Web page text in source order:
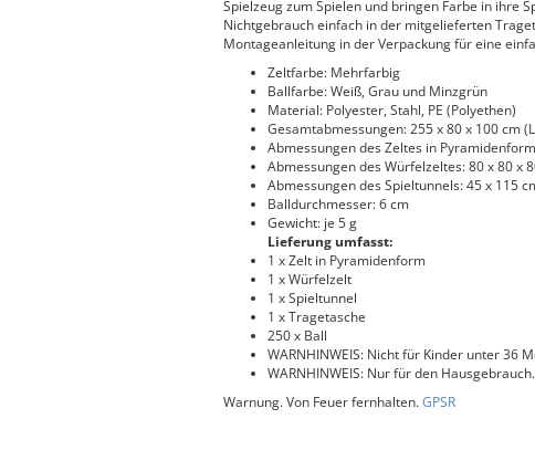
Spielzeug zum Spielen und bringen Farbe in ihre
Nichtgebrauch einfach in der mitgelieferten
Montageanleitung in der Verpackung für eine
Zeltfarbe: Mehrfarbig
Ballfarbe: Weiß, Grau und Minzgrün
Material: Polyester, Stahl, PE (Polyethen)
Gesamtabmessungen: 255 x 80 x 100 cm
Abmessungen des Zeltes in
Abmessungen des Würfelzeltes: 80 x 80 x
Abmessungen des Spieltunnels: 45 x 115
Balldurchmesser: 6 cm
Gewicht: je 5 g
Lieferung umfasst:
1 x Zelt in Pyramidenform
1 x Würfelzelt
1 x Spieltunnel
1 x Tragetasche
250 x Ball
WARNHINWEIS: Nicht für Kinder unter 36
WARNHINWEIS: Nur für den Hausgebrauch.
Warnung. Von Feuer fernhalten.GPSR